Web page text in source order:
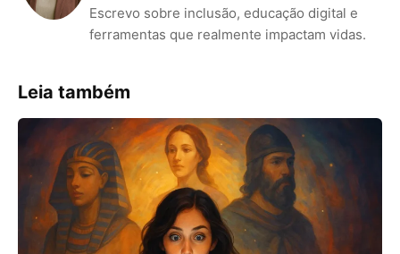
Escrevo sobre inclusão, educação digital e
ferramentas que realmente impactam vidas.
Leia também